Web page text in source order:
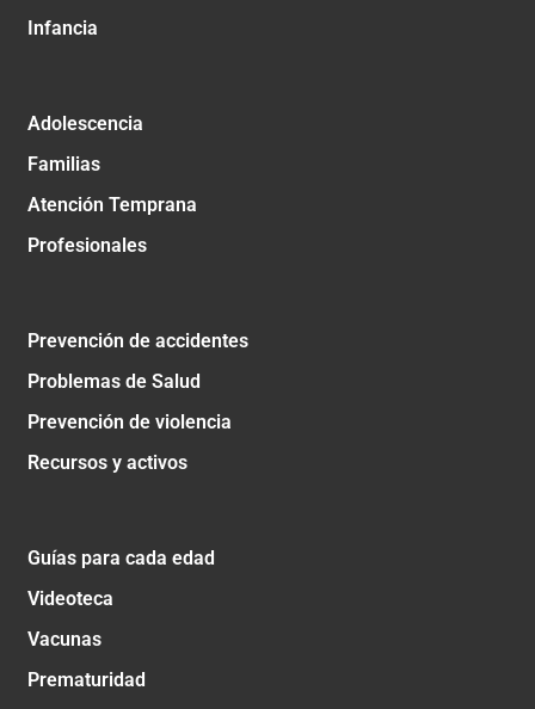
Infancia
Adolescencia
Familias
Atención Temprana
Profesionales
Prevención de accidentes
Problemas de Salud
Prevención de violencia
Recursos y activos
Guías para cada edad
Videoteca
Vacunas
Prematuridad